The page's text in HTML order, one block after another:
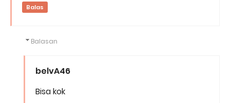
Balas
Balasan
belvA46
Bisa kok